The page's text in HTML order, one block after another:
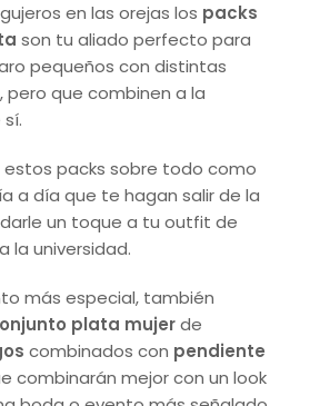
en las orejas los packs
son tu aliado perfecto para
pequeños con distintas
pero que combinen a la
packs sobre todo como
a día que te hagan salir de la
un toque a tu outfit de
la universidad.
más especial, también
plata mujerde
combinados con pendiente
combinarán mejor con un look